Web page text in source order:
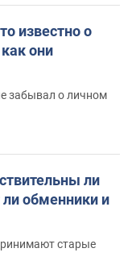
известно о
они
забывал о личном
ли
обменники и
старые